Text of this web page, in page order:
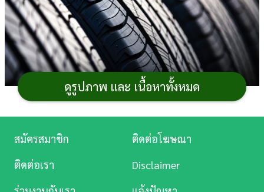
ยางรถยนต์มีกี่ประเภท
ดูรูปภาพ และ เนื้อหาทั้งหมด
ศึกษา
บันเทิง
หนัง
สมัครสมาชิก
ติดต่อโฆษณา
ติดต่อเรา
Disclaimer